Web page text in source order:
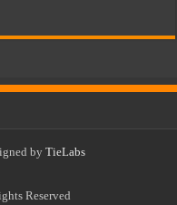
byTieLabs
Reserved